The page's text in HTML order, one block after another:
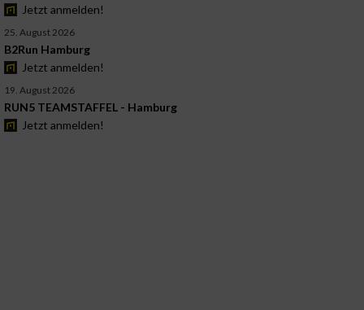
Jetzt anmelden!
25. August 2026
B2Run Hamburg
Jetzt anmelden!
19. August 2026
RUN5 TEAMSTAFFEL - Hamburg
Jetzt anmelden!